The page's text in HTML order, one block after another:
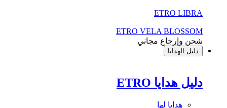
ETRO LIBRA
ETRO VELA BLOSSOM
شحن وإرجاع مجاني
دليل الهدايا
دليل هدايا ETRO
هدايا لها